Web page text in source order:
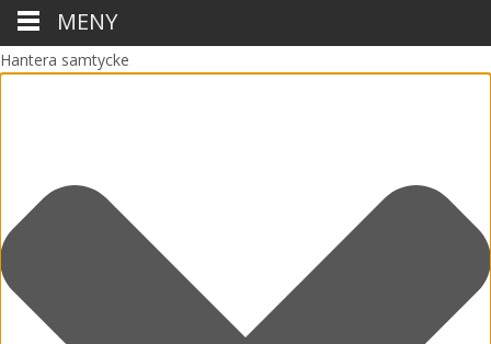
Hantera samtycke
MENY